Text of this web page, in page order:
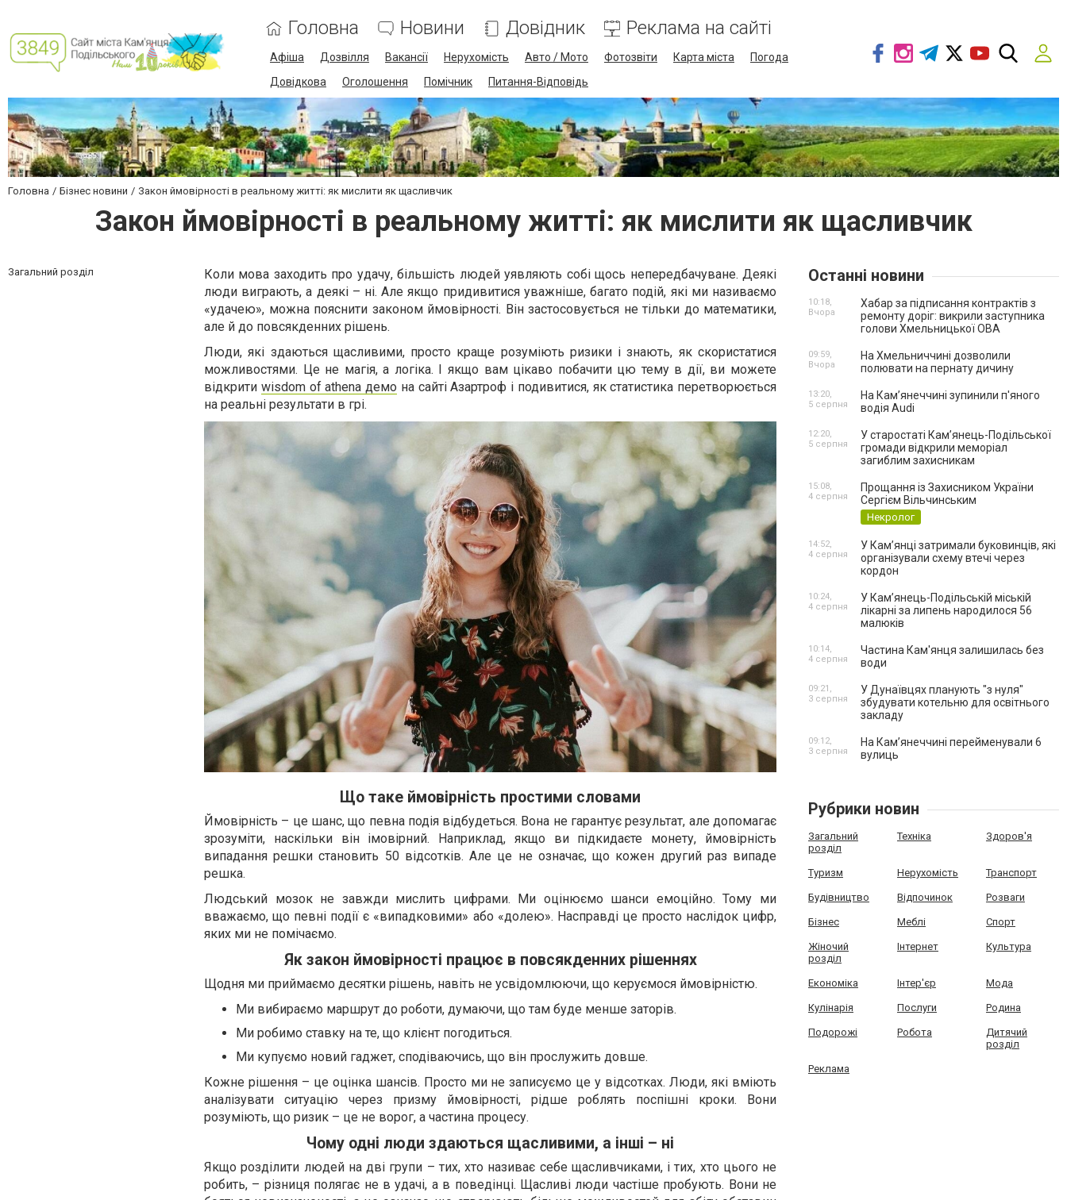
Головна Новини Довідник Реклама на сайті
Афіша Дозвілля Вакансії Нерухомість Авто / Мото Фотозвіти Карта міста
Погода
Довідкова
Оголошення Помічник Питання-Відповідь
Головна Бізнес новини Закон ймовірності в реальному житті: як мислити як щасливчик
Закон ймовірності в реальному житті: як мислити як щасливчик
Загальний розділ
Коли мова заходить про удачу, більшість людей уявляють собі щось непередбачуване. Деякі
люди виграють, а деякі – ні. Але якщо придивитися уважніше, багато подій, які ми називаємо
«удачею», можна пояснити законом ймовірності. Він застосовується не тільки до математики,
але й до повсякденних рішень.
Люди, які здаються щасливими, просто краще розуміють ризики і знають, як скористатися
можливостями. Це не магія, а логіка. І якщо вам цікаво побачити цю тему в дії, ви можете
відкрити wisdom of athena демо на сайті Азартроф і подивитися, як статистика перетворюється
на реальні результати в грі.
Що таке ймовірність простими словами
Ймовірність – це шанс, що певна подія відбудеться. Вона не гарантує результат, але допомагає
зрозуміти, наскільки він імовірний. Наприклад, якщо ви підкидаєте монету, ймовірність
випадання решки становить 50 відсотків. Але це не означає, що кожен другий раз випаде
решка.
Людський мозок не завжди мислить цифрами. Ми оцінюємо шанси емоційно. Тому ми
вважаємо, що певні події є «випадковими» або «долею». Насправді це просто наслідок цифр,
яких ми не помічаємо.
Як закон ймовірності працює в повсякденних рішеннях
Щодня ми приймаємо десятки рішень, навіть не усвідомлюючи, що керуємося ймовірністю.
Ми вибираємо маршрут до роботи, думаючи, що там буде менше заторів.
Ми робимо ставку на те, що клієнт погодиться.
Ми купуємо новий гаджет, сподіваючись, що він прослужить довше.
Кожне рішення – це оцінка шансів. Просто ми не записуємо це у відсотках. Люди, які вміють
аналізувати ситуацію через призму ймовірності, рідше роблять поспішні кроки. Вони
розуміють, що ризик – це не ворог, а частина процесу.
Чому одні люди здаються щасливими, а інші – ні
Якщо розділити людей на дві групи – тих, хто називає себе щасливчиками, і тих, хто цього не
робить, – різниця полягає не в удачі, а в поведінці. Щасливі люди частіше пробують. Вони не
Останні новини
Хабар за підписання контрактів з
ремонту доріг: викрили заступника
голови Хмельницької ОВА
10:18,
Вчора
На Хмельниччині дозволили
полювати на пернату дичину
09:59,
Вчора
На Камʼянеччині зупинили п'яного
водія Audi
13:20,
5 серпня
У старостаті Кам’янець-Подільської
громади відкрили меморіал
загиблим захисникам
12:20,
5 серпня
Прощання із Захисником України
Сергієм Вільчинським
Некролог
15:08,
4 серпня
У Кам’янці затримали буковинців, які
організували схему втечі через
кордон
14:52,
4 серпня
У Кам’янець-Подільській міській
лікарні за липень народилося 56
малюків
10:24,
4 серпня
Частина Кам'янця залишилась без
води
10:14,
4 серпня
У Дунаївцях планують "з нуля"
збудувати котельню для освітнього
закладу
09:21,
3 серпня
На Камʼянеччині перейменували 6
вулиць
09:12,
3 серпня
Рубрики новин
Загальний
розділ
Техніка Здоров'я
Туризм Нерухомість Транспорт
Будівництво Відпочинок Розваги
Бізнес Меблі Спорт
Жіночий
розділ
Інтернет Культура
Економіка Інтер'єр Мода
Кулінарія Послуги Родина
Подорожі Робота
Дитячий
розділ
Реклама